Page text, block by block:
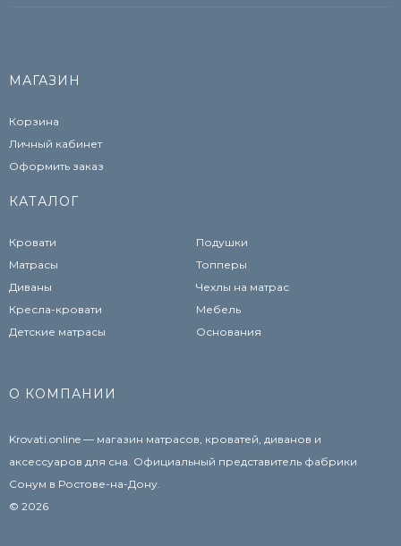
МАГАЗИН
Корзина
Личный кабинет
Оформить заказ
КАТАЛОГ
Кровати
Матрасы
Диваны
Кресла-кровати
Детские матрасы
Подушки
Топперы
Чехлы на матрас
Мебель
Основания
О КОМПАНИИ
Krovati.online — магазин матрасов, кроватей, диванов и
аксессуаров для сна. Официальный представитель фабрики
Сонум в Ростове-на-Дону.
© 2026